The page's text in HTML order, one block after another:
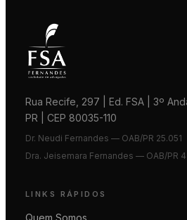
Rua Recife, 297 | Ed. FSA | 3º
PR | CEP 80035-110
Dr. Neudi Fernandes — OAB/PR 25.051
Dra. Jeisemara Fernandes — OAB/PR
LINKS RÁPIDOS
Quem Somos